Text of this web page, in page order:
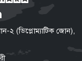
আকাশ ছোঁয়া,
২ (ডিপ্লোম্যাটিক জোন),